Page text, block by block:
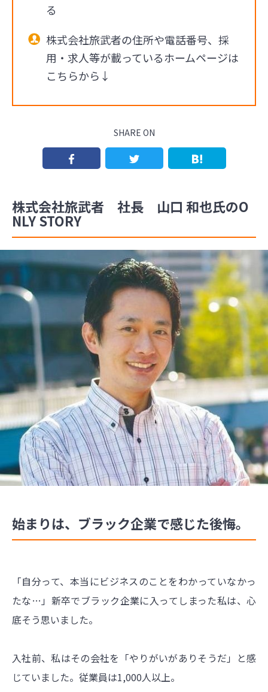
る
株式会社旅武者の住所や電話番号、採
用・求人等が載っているホームページは
こちらから↓
SHARE ON
株式会社旅武者 社長 山口 和也氏のO
NLY STORY
始まりは、ブラック企業で感じた後悔。
「自分って、本当にビジネスのことをわかっていなかっ
たな…」新卒でブラック企業に入ってしまった私は、心
底そう思いました。
入社前、私はその会社を「やりがいがありそうだ」と感
じていました。従業員は1,000人以上。